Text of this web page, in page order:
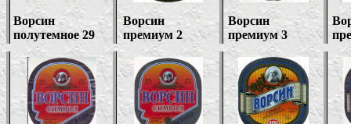
Ворсин
полутемное 29
Ворсин
премиум 2
Ворсин
премиум 3